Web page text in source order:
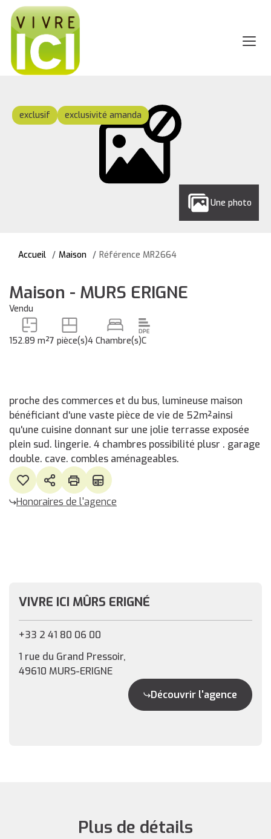
exclusif exclusivité amanda
Une photo
Accueil Maison Référence MR2664
Maison - MURS ERIGNE
Vendu
152.89 m²7 pièce(s)4 Chambre(s)C
proche des commerces et du bus, lumineuse maison
bénéficiant d'une vaste pièce de vie de 52m²ainsi
qu'une cuisine donnant sur une jolie terrasse exposée
plein sud. lingerie. 4 chambres possibilité plusr . garage
double. cave. combles aménageables.
Honoraires de l'agence
VIVRE ICI MÛRS ERIGNÉ
+33 2 41 80 06 00
1 rue du Grand Pressoir,
49610 MURS-ERIGNE
Découvrir l'agence
Plus de détails